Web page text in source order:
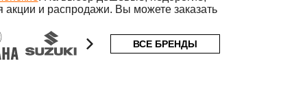
и распродажи. Вы можете заказать
ВСЕ БРЕНДЫ